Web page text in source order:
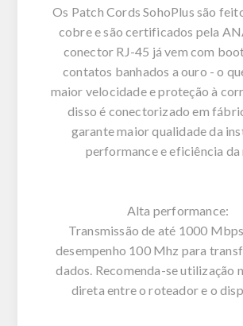
Os Patch Cords SohoPlus são
cobre e são certificados pela
conector RJ-45 já vem com
contatos banhados a ouro - o
maior velocidade e proteção à
disso é conectorizado em
garante maior qualidade da
performance e eficiência da
Alta performance:
Transmissão de até 1000
desempenho 100 Mhz para
dados. Recomenda-se utilização
direta entre o roteador e o